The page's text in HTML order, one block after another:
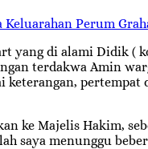
yang di alami
terdakwa Amin
pertempat
ke Majelis Hakim,
saya menunggu